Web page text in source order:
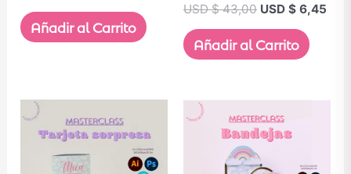
Añadir al Carrito
USD $43,00 USD $ 6,45
Añadir al Carrito